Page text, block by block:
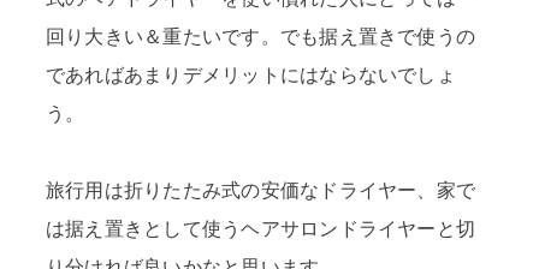
回り大きい＆重たいです。でも据え置きで使うの
であればあまりデメリットにはならないでしょ
う。
旅行用は折りたたみ式の安価なドライヤー、家で
は据え置きとして使うヘアサロンドライヤーと切